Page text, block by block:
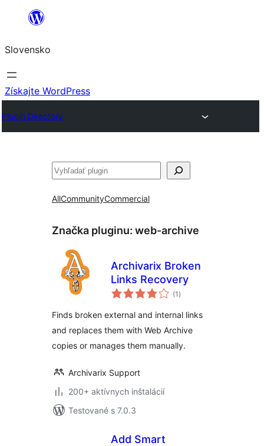
Prejsť
obsah
Slovensko
Získajte WordPress
Plugin Directory
Hľadať
AllCommunityCommercial
Značka pluginu: web-archive
Archivarix Broken
Links Recovery
(1 celkové
hodnotenie
)
Finds broken external and internal links
and replaces them with Web Archive
copies or manages them manually.
Archivarix Support
200+ aktívnych inštalácií
Testované s 7.0.3
Add Smart